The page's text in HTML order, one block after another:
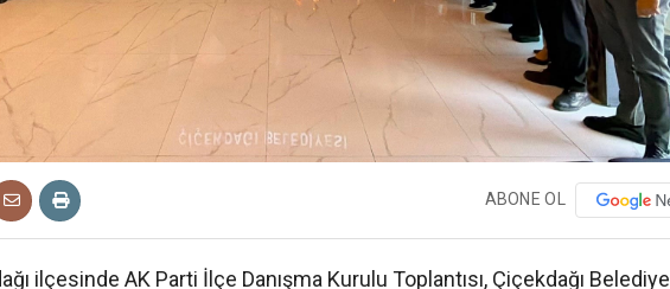
ABONE OL
ilçesinde AK Parti İlçe Danışma Kurulu Toplantısı, Çiçekdağı Belediye